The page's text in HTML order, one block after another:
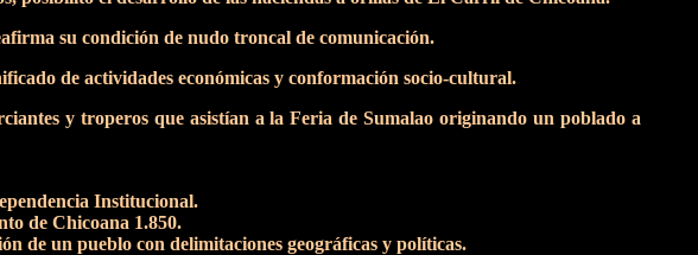
su condición de nudo troncal de comunicación.
de actividades económicas y conformación socio-cultural.
y troperos que asistían a la Feria de Sumalao originando un poblado a
Institucional.
de Chicoana 1.850.
de un pueblo con delimitaciones geográficas y políticas.